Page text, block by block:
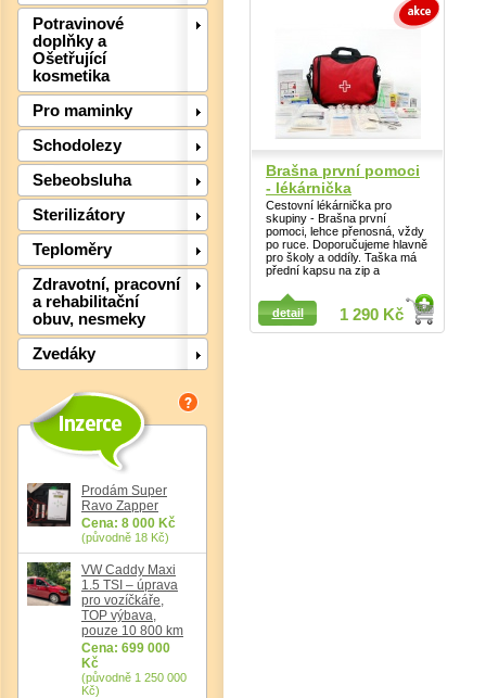
Potravinové
doplňky a
Ošetřující
kosmetika
Pro maminky
Schodolezy
Sebeobsluha
Sterilizátory
Teploměry
Zdravotní, pracovní
a rehabilitační
obuv, nesmeky
Zvedáky
Prodám Super
Ravo Zapper
Cena: 8 000 Kč
(původně 18 Kč)
VW Caddy Maxi
1.5 TSI – úprava
pro vozíčkáře,
TOP výbava,
pouze 10 800 km
Cena: 699 000
Kč
(původně 1 250 000
Kč)
Brašna první pomoci
- lékárnička
Cestovní lékárnička pro
skupiny - Brašna první
pomoci, lehce přenosná, vždy
po ruce. Doporučujeme hlavně
pro školy a oddíly. Taška má
přední kapsu na zip a
1 290 Kč
detail